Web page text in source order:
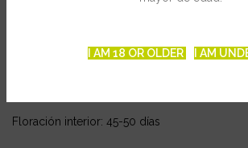
I AM 18 OR OLDER I AM
y una producción excepcional de resina
Floración interior: 45-50 días